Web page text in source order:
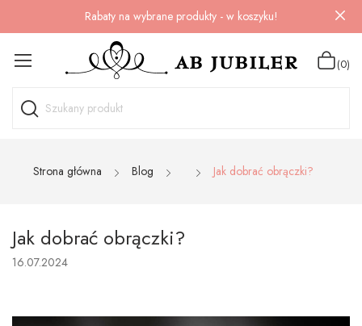
Rabaty na wybrane produkty - w koszyku!
(0)
Strona główna Blog Jak dobrać obrączki?
Jak dobrać obrączki?
16.07.2024